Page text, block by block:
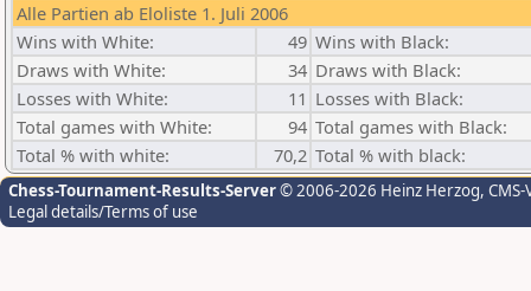
Alle Partien ab Eloliste 1. Juli 2006
Wins with White:
49 Wins with Black:
Draws with White:
34 Draws with Black:
Losses with White:
11 Losses with Black:
Total games with White:
94 Total games with Black:
Total % with white:
70,2 Total % with black:
Chess-Tournament-Results-Server© 2006-2026 Heinz Herzog,
Legal details/Terms of use